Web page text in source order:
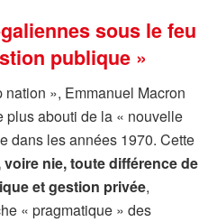
sous le feu
publique »
», Emmanuel Macron
plus abouti de la « nouvelle
dans les années 1970. Cette
voire nie, toute différence de
et gestion privée,
« pragmatique » des